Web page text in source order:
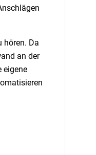
hören. Da
an der
eigene